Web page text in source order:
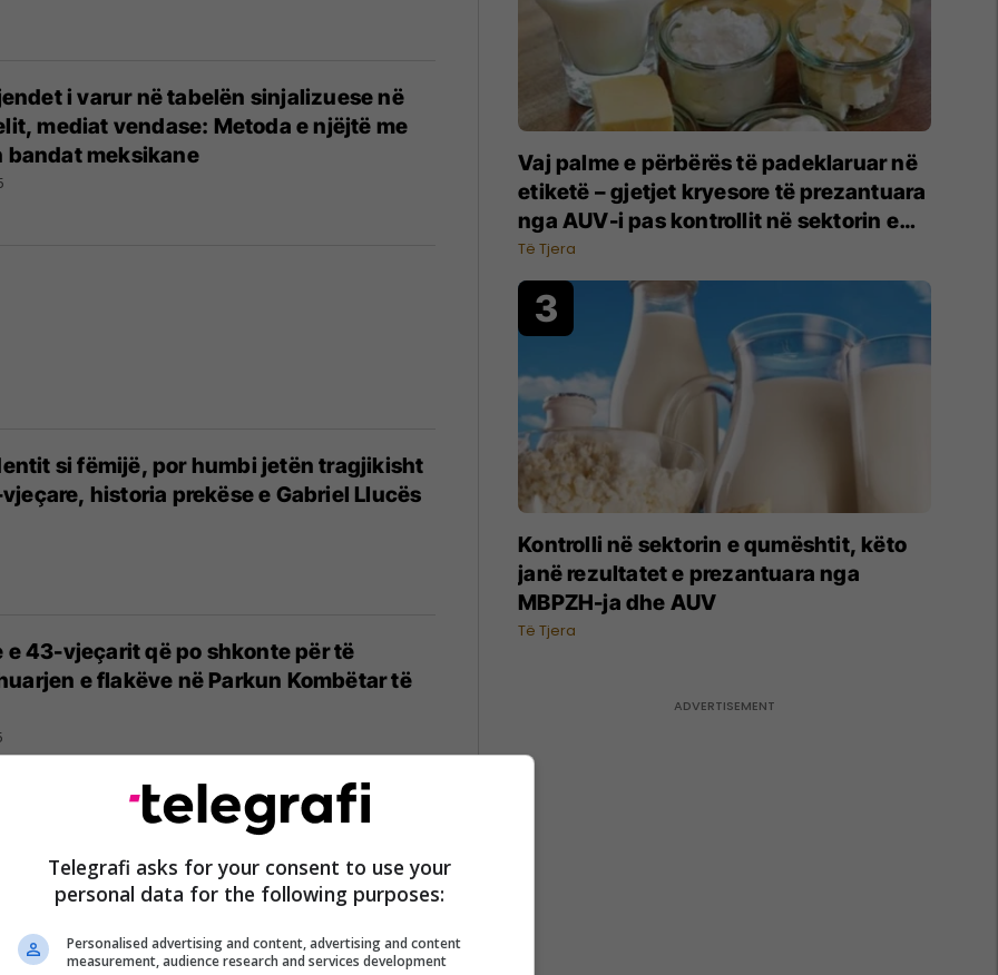
i varur në tabelën sinjalizuese në
mediat vendase: Metoda e njëjtë me
bandat meksikane
si fëmijë, por humbi jetën tragjikisht
historia prekëse e Gabriel Llucës
e 43-vjeçarit që po shkonte për të
e flakëve në Parkun Kombëtar të
në një aksident në Itali
Vaj palme e përbërës të padeklaruar në
etiketë – gjetjet kryesore të prezantuara
nga AUV-i pas kontrollit në sektorin e
qumështit
Të Tjera
Kontrolli në sektorin e qumështit, këto
janë rezultatet e prezantuara nga
MBPZH-ja dhe AUV
Të Tjera
Telegrafi asks for your consent to use your
personal data for the following purposes:
Personalised advertising and content, advertising and content
measurement, audience research and services development